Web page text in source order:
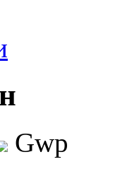
Gwp